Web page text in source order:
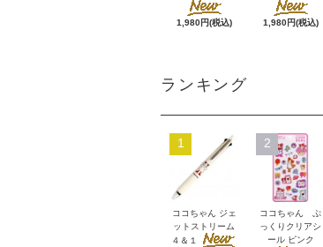
1,980円(税込) 1,980円(税込)
ランキング
1
ココちゃん ジェ
ットストリーム
４＆１
2
ココちゃん ぷ
っくりクリアシ
ール ピンク